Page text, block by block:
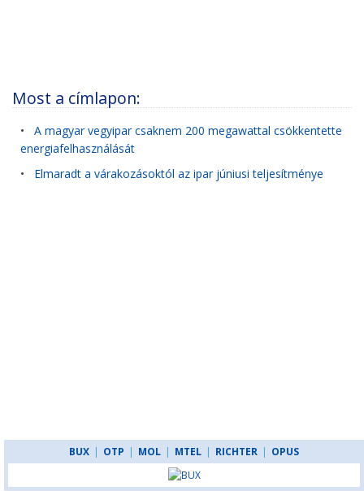
Most a címlapon:
• A magyar vegyipar csaknem 200 megawattal csökkentette
energiafelhasználását
• Elmaradt a várakozásoktól az ipar júniusi teljesítménye
BUX | OTP | MOL | MTEL | RICHTER | OPUS